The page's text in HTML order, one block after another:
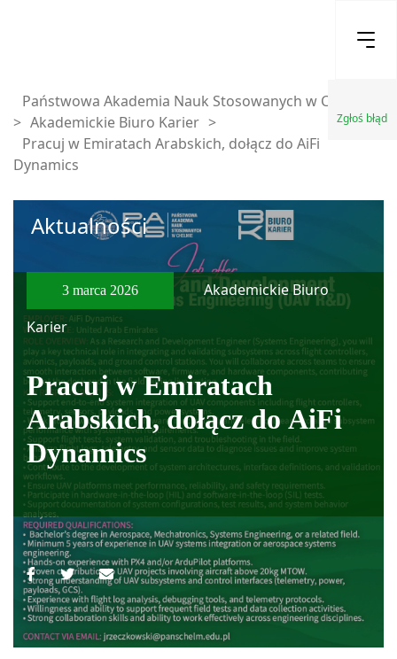
Zgłoś błąd
Państwowa Akademia Nauk Stosowanych w Chełmie
> Akademickie Biuro Karier >
Pracuj w Emiratach Arabskich, dołącz do AiFi
Dynamics
Aktualności
3 marca 2026
Akademickie Biuro
Karier
Pracuj w Emiratach
Arabskich, dołącz do AiFi
Dynamics